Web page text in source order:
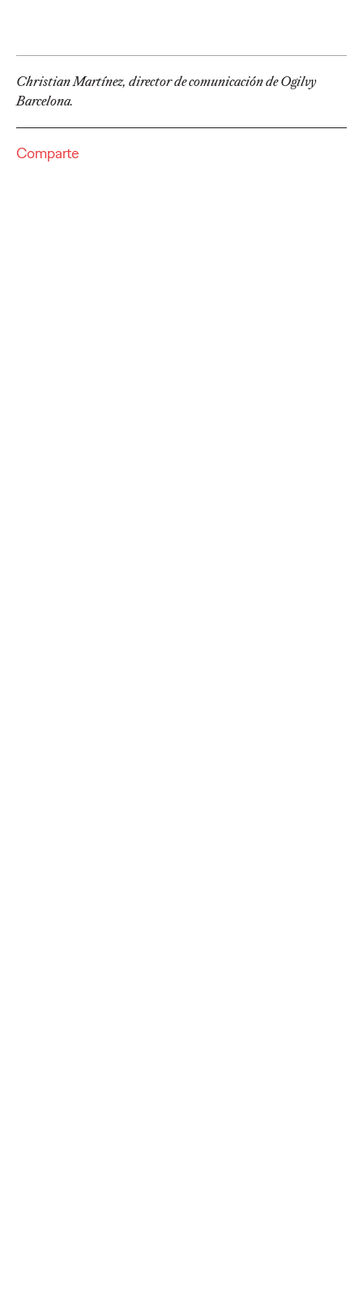
Christian Martínez, director de comunicación de Ogilvy
Barcelona.
Comparte
Christian Martínez 08/07/2026
El movimiento refuerza la propuesta de valor de Ogilvy como
partner estratégico de negocio en un mercado en constante